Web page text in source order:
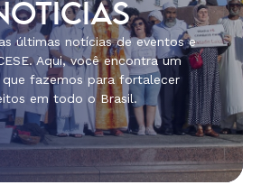
últimas notícias de eventos e
Aqui, você encontra um
fazemos para fortalecer
em todo o Brasil.